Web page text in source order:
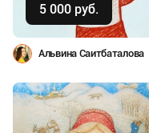
5 000 руб.
Альвина Саитбаталова